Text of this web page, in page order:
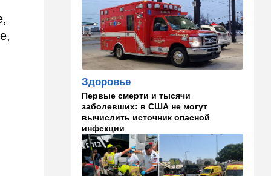
19:30 Транспорт
Пожилой водитель и
погибшая Диана: появилась
видеосъемка автобусного
ДТП в Ашкелоне
18:38 Транспорт
Подарок к праздникам:
американские авиалинии
снова летят в Израиль
18:19 Мнения
В Японии пока не приняты
Здоровье
Первые смерти и тысячи
заболевших: в США не могут
вычислить источник опасной
инфекции